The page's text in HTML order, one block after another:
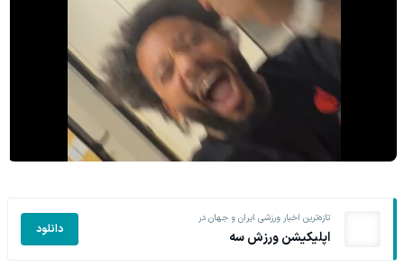
تازه‌ترین اخبار ورزشی ایران و جهان در
اپلیکیشن ورزش سه دانلود